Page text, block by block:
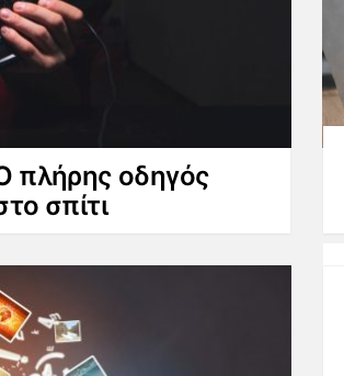
Ο πλήρης οδηγός
σπίτι